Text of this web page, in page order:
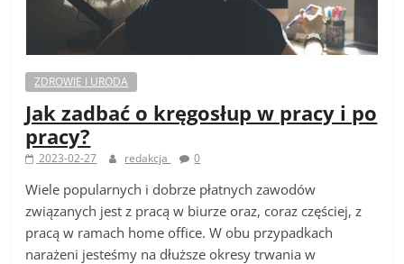
ZDROWIE I URODA
Jak zadbać o kręgosłup w pracy i po
pracy?
2023-02-27 redakcja 0
Wiele popularnych i dobrze płatnych zawodów
związanych jest z pracą w biurze oraz, coraz częściej, z
pracą w ramach home office. W obu przypadkach
narażeni jesteśmy na dłuższe okresy trwania w